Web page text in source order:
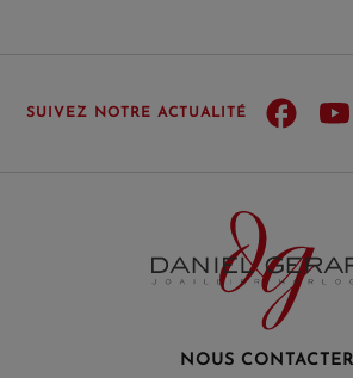
SUIVEZ NOTRE ACTUALITÉ
NOUS CONTACTER